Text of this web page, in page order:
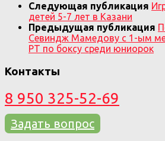
Следующая публикация
детей 5-7 лет в Казани
Предыдущая публикация
Севиндж Мамедову с 1-ым
РТ по боксу среди юниорок
Контакты
8 950 325-52-69
Задать вопрос